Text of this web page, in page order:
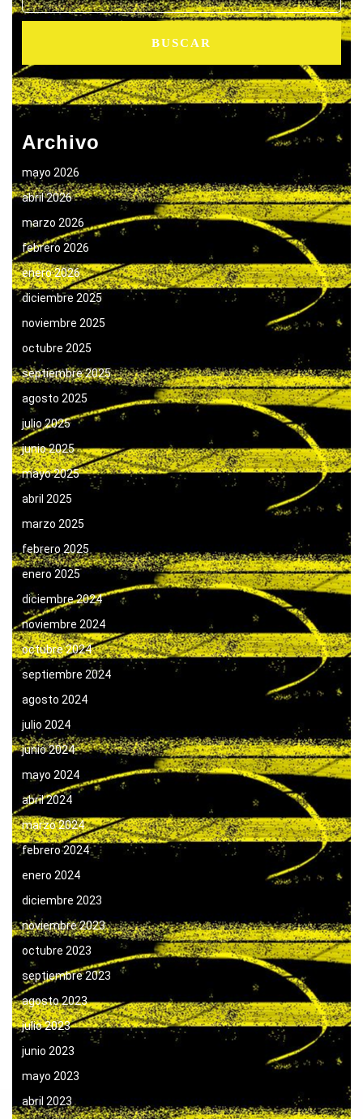
Archivo
mayo 2026
abril 2026
marzo 2026
febrero 2026
enero 2026
diciembre 2025
noviembre 2025
octubre 2025
septiembre 2025
agosto 2025
julio 2025
junio 2025
mayo 2025
abril 2025
marzo 2025
febrero 2025
enero 2025
diciembre 2024
noviembre 2024
octubre 2024
septiembre 2024
agosto 2024
julio 2024
junio 2024
mayo 2024
abril 2024
marzo 2024
febrero 2024
enero 2024
diciembre 2023
noviembre 2023
octubre 2023
septiembre 2023
agosto 2023
julio 2023
junio 2023
mayo 2023
abril 2023